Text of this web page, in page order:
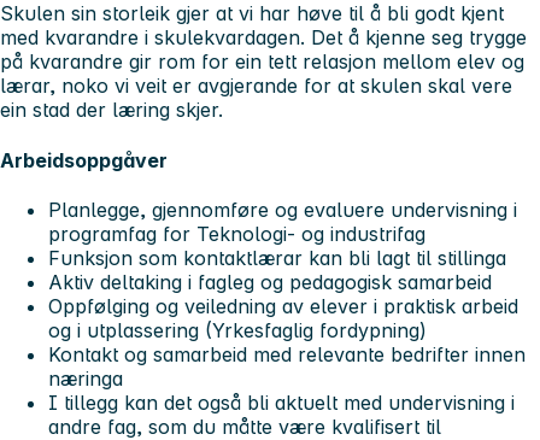
Skulen sin storleik gjer at vi har høve til å bli godt kjent
med kvarandre i skulekvardagen. Det å kjenne seg trygge
på kvarandre gir rom for ein tett relasjon mellom elev og
lærar, noko vi veit er avgjerande for at skulen skal vere
ein stad der læring skjer.
Arbeidsoppgåver
Planlegge, gjennomføre og evaluere undervisning i
programfag for Teknologi- og industrifag
Funksjon som kontaktlærar kan bli lagt til stillinga
Aktiv deltaking i fagleg og pedagogisk samarbeid
Oppfølging og veiledning av elever i praktisk arbeid
og i utplassering (Yrkesfaglig fordypning)
Kontakt og samarbeid med relevante bedrifter innen
næringa
I tillegg kan det også bli aktuelt med undervisning i
andre fag, som du måtte være kvalifisert til